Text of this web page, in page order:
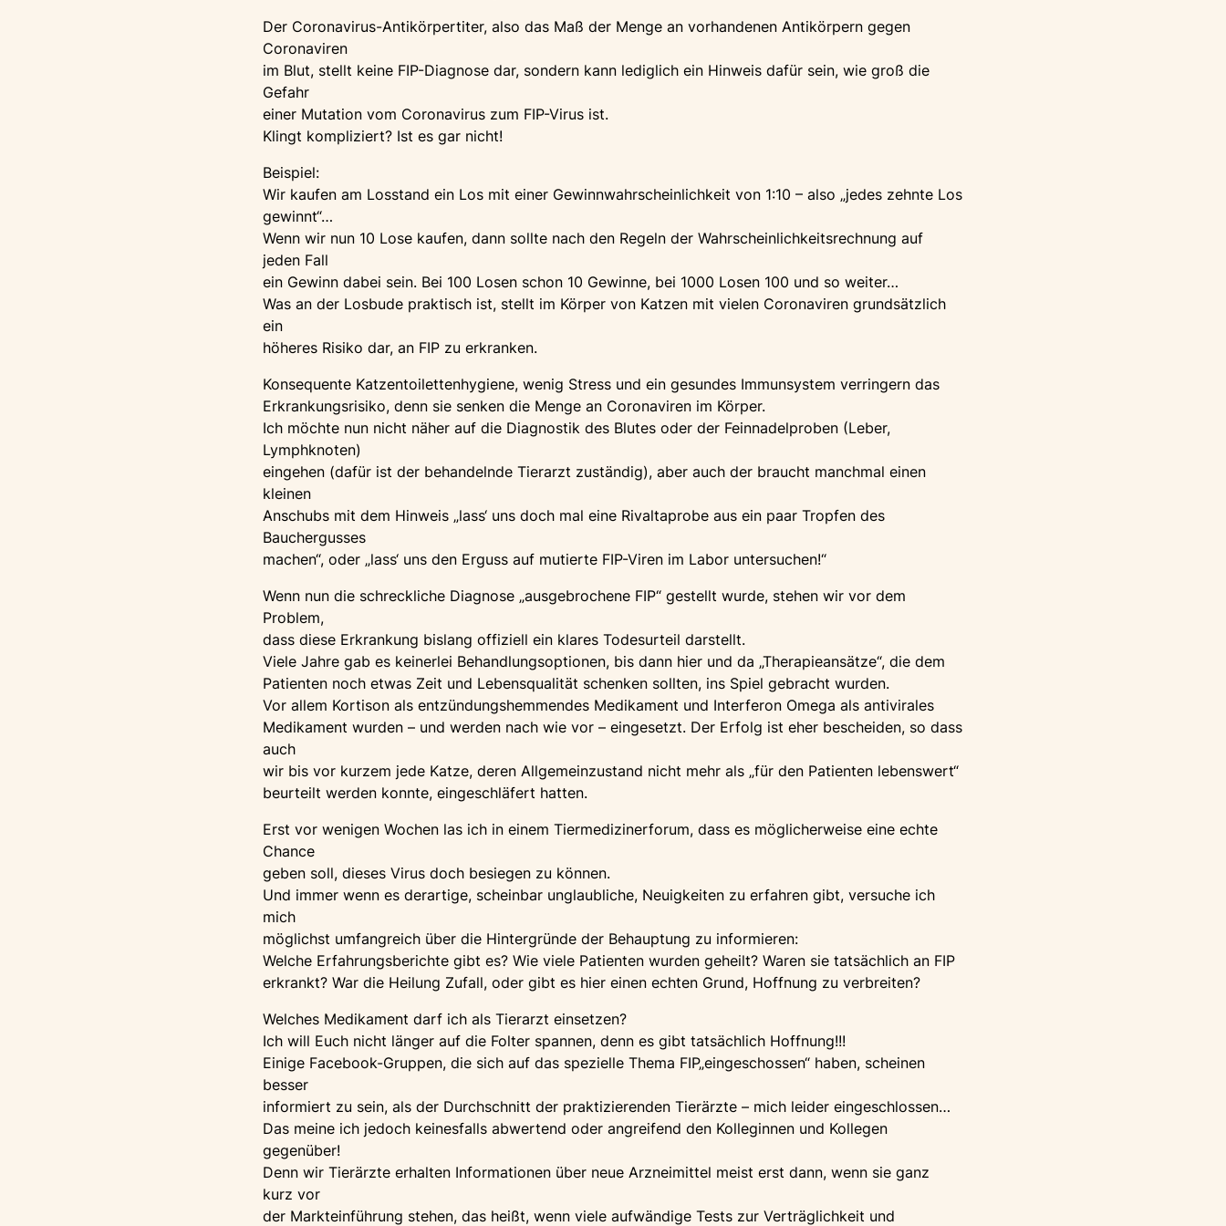
Der Coronavirus-Antikörpertiter, also das Maß der Menge an vorhandenen Antikörpern gegen
Coronaviren
im Blut, stellt keine FIP-Diagnose dar, sondern kann lediglich ein Hinweis dafür sein, wie groß die
Gefahr
einer Mutation vom Coronavirus zum FIP-Virus ist.
Klingt kompliziert? Ist es gar nicht!
Beispiel:
Wir kaufen am Losstand ein Los mit einer Gewinnwahrscheinlichkeit von 1:10 – also „jedes zehnte Los
gewinnt“…
Wenn wir nun 10 Lose kaufen, dann sollte nach den Regeln der Wahrscheinlichkeitsrechnung auf
jeden Fall
ein Gewinn dabei sein. Bei 100 Losen schon 10 Gewinne, bei 1000 Losen 100 und so weiter…
Was an der Losbude praktisch ist, stellt im Körper von Katzen mit vielen Coronaviren grundsätzlich
ein
höheres Risiko dar, an FIP zu erkranken.
Konsequente Katzentoilettenhygiene, wenig Stress und ein gesundes Immunsystem verringern das
Erkrankungsrisiko, denn sie senken die Menge an Coronaviren im Körper.
Ich möchte nun nicht näher auf die Diagnostik des Blutes oder der Feinnadelproben (Leber,
Lymphknoten)
eingehen (dafür ist der behandelnde Tierarzt zuständig), aber auch der braucht manchmal einen
kleinen
Anschubs mit dem Hinweis „lass‘ uns doch mal eine Rivaltaprobe aus ein paar Tropfen des
Bauchergusses
machen“, oder „lass‘ uns den Erguss auf mutierte FIP-Viren im Labor untersuchen!“
Wenn nun die schreckliche Diagnose „ausgebrochene FIP“ gestellt wurde, stehen wir vor dem
Problem,
dass diese Erkrankung bislang offiziell ein klares Todesurteil darstellt.
Viele Jahre gab es keinerlei Behandlungsoptionen, bis dann hier und da „Therapieansätze“, die dem
Patienten noch etwas Zeit und Lebensqualität schenken sollten, ins Spiel gebracht wurden.
Vor allem Kortison als entzündungshemmendes Medikament und Interferon Omega als antivirales
Medikament wurden – und werden nach wie vor – eingesetzt. Der Erfolg ist eher bescheiden, so dass
auch
wir bis vor kurzem jede Katze, deren Allgemeinzustand nicht mehr als „für den Patienten lebenswert“
beurteilt werden konnte, eingeschläfert hatten.
Erst vor wenigen Wochen las ich in einem Tiermedizinerforum, dass es möglicherweise eine echte
Chance
geben soll, dieses Virus doch besiegen zu können.
Und immer wenn es derartige, scheinbar unglaubliche, Neuigkeiten zu erfahren gibt, versuche ich
mich
möglichst umfangreich über die Hintergründe der Behauptung zu informieren:
Welche Erfahrungsberichte gibt es? Wie viele Patienten wurden geheilt? Waren sie tatsächlich an FIP
erkrankt? War die Heilung Zufall, oder gibt es hier einen echten Grund, Hoffnung zu verbreiten?
Welches Medikament darf ich als Tierarzt einsetzen?
Ich will Euch nicht länger auf die Folter spannen, denn es gibt tatsächlich Hoffnung!!!
Einige Facebook-Gruppen, die sich auf das spezielle Thema FIP„eingeschossen“ haben, scheinen
besser
informiert zu sein, als der Durchschnitt der praktizierenden Tierärzte – mich leider eingeschlossen…
Das meine ich jedoch keinesfalls abwertend oder angreifend den Kolleginnen und Kollegen
gegenüber!
Denn wir Tierärzte erhalten Informationen über neue Arzneimittel meist erst dann, wenn sie ganz
kurz vor
der Markteinführung stehen, das heißt, wenn viele aufwändige Tests zur Verträglichkeit und